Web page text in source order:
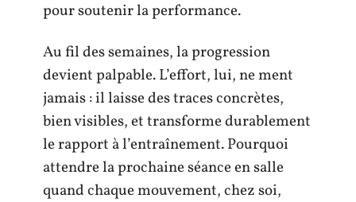
pour soutenir la performance.
Au fil des semaines, la progression
devient palpable. L’effort, lui, ne ment
jamais : il laisse des traces concrètes,
bien visibles, et transforme durablement
le rapport à l’entraînement. Pourquoi
attendre la prochaine séance en salle
quand chaque mouvement, chez soi,